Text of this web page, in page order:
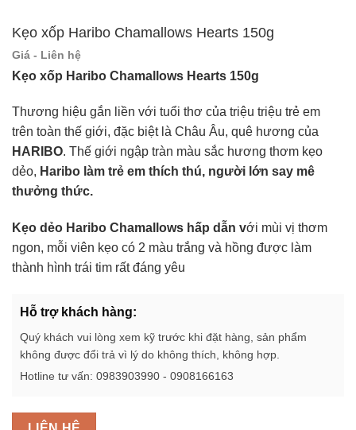
Kẹo xốp Haribo Chamallows Hearts 150g
Giá - Liên hệ
Kẹo xốp Haribo Chamallows Hearts 150g
Thương hiệu gắn liền với tuổi thơ của triệu triệu trẻ em
trên toàn thế giới, đặc biệt là Châu Âu, quê hương của
HARIBO. Thế giới ngập tràn màu sắc hương thơm kẹo
dẻo, Haribo làm trẻ em thích thú, người lớn say mê
thưởng thức.
Kẹo dẻo Haribo Chamallows hấp dẫn với mùi vị thơm
ngon, mỗi viên kẹo có 2 màu trắng và hồng được làm
thành hình trái tim rất đáng yêu
Hỗ trợ khách hàng:
Quý khách vui lòng xem kỹ trước khi đặt hàng, sản phẩm
không được đổi trả vì lý do không thích, không hợp.
Hotline tư vấn: 0983903990 - 0908166163